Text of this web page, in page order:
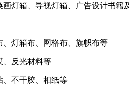
灯箱、导视灯箱、广告设计书籍
灯箱布、网格布、旗帜布等
、反光材料等
、不干胶、相纸等